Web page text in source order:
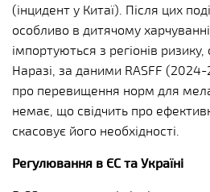
(інцидент у Китаї). Після цих
особливо в дитячому
імпортуються з регіонів
Наразі, за даними RASFF
про перевищення норм для
немає, що свідчить про
скасовує його необхідності.
Регулювання в ЄС та Україні